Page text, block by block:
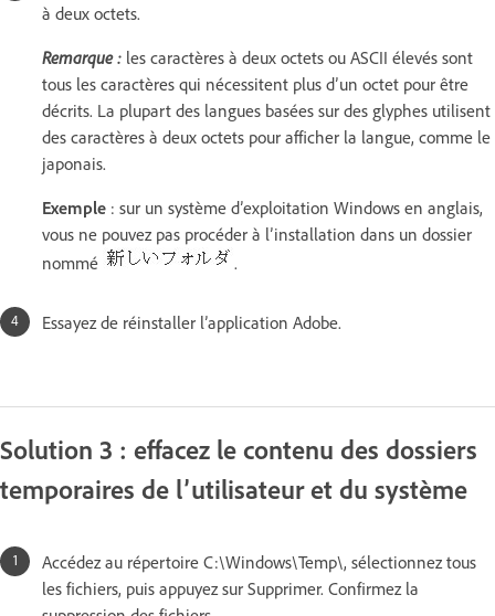
à deux octets.
Remarque : les caractères à deux octets ou ASCII élevés sont
tous les caractères qui nécessitent plus d’un octet pour être
décrits. La plupart des langues basées sur des glyphes utilisent
des caractères à deux octets pour afficher la langue, comme le
japonais.
Exemple : sur un système d’exploitation Windows en anglais,
vous ne pouvez pas procéder à l’installation dans un dossier
nommé
.
Essayez de réinstaller l’application Adobe.
Solution 3 : effacez le contenu des dossiers
temporaires de l’utilisateur et du système
Accédez au répertoire C:\Windows\Temp\, sélectionnez tous
les fichiers, puis appuyez sur Supprimer. Confirmez la